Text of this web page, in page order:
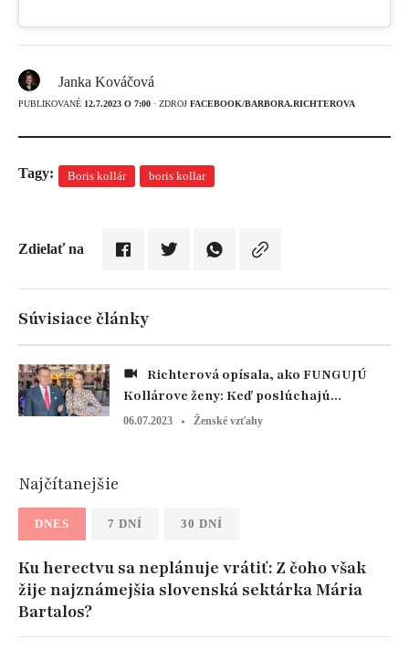
Janka Kováčová
PUBLIKOVANÉ 12.7.2023 O 7:00 · ZDROJ FACEBOOK/BARBORA.RICHTEROVA
Tagy: Boris kollár boris kollar
Zdielať na
Súvisiace články
Kollárove ženy: Keď poslúchajú...
06.07.2023 Ženské vzťahy
Najčítanejšie
DNES 7 DNÍ 30 DNÍ
Ku herectvu sa neplánuje vrátiť: Z čoho však
žije najznámejšia slovenská sektárka Mária
Bartalos?